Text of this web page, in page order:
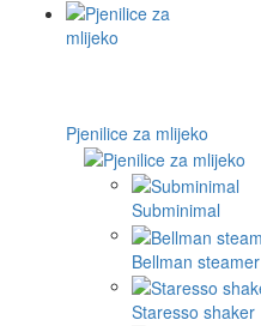
Pjenilice za mlijeko
Subminimal
Bellman steamer
Staresso shaker